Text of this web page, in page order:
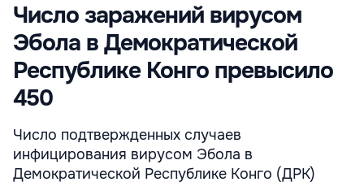
Число заражений вирусом
Эбола в Демократической
Республике Конго превысило
450
Число подтвержденных случаев
инфицирования вирусом Эбола в
Демократической Республике Конго (ДРК)